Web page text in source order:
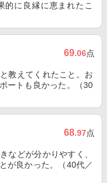
的に良縁に恵まれたこ
69.06点
教えてくれたこと。お
ートも良かった。（30
68.97点
などが分かりやすく、
が良かった。（40代／